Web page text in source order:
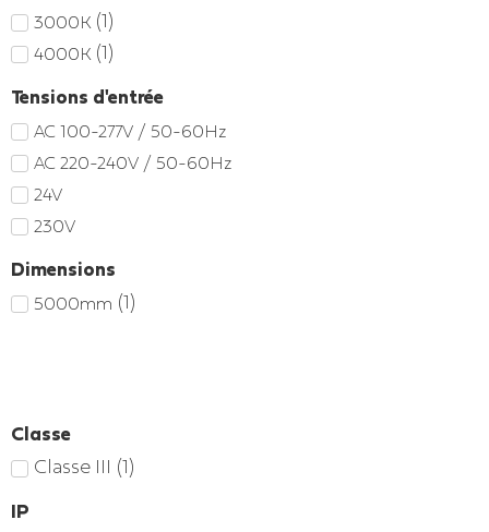
3000K (1)
4000K (1)
Tensions d'entrée
AC 100-277V / 50-60Hz
AC 220-240V / 50-60Hz
24V
230V
Dimensions
5000mm (1)
Classe
Classe III (1)
IP